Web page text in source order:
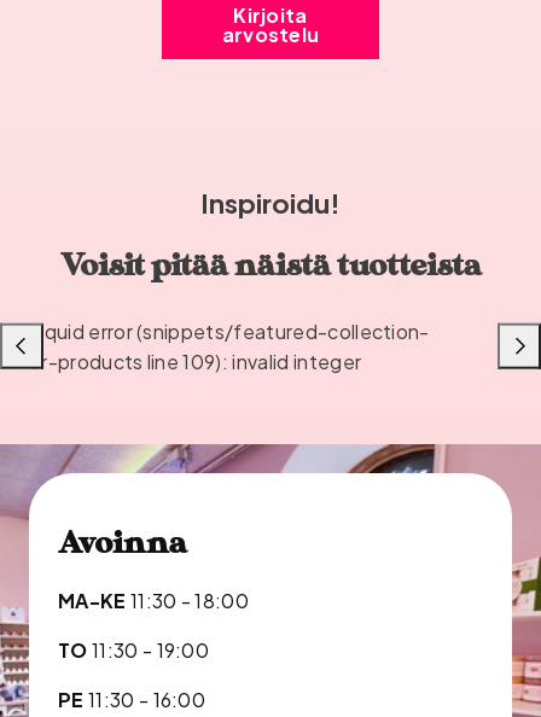
Kirjoita
arvostelu
Inspiroidu!
Voisit pitää näistä tuotteista
Liquid error (snippets/featured-collection-
or-products line 109): invalid integer
Liu'uta
vasemmalle
Avoinna
MA-KE 11:30 - 18:00
TO11:30 - 19:00
PE 11:30 - 16:00